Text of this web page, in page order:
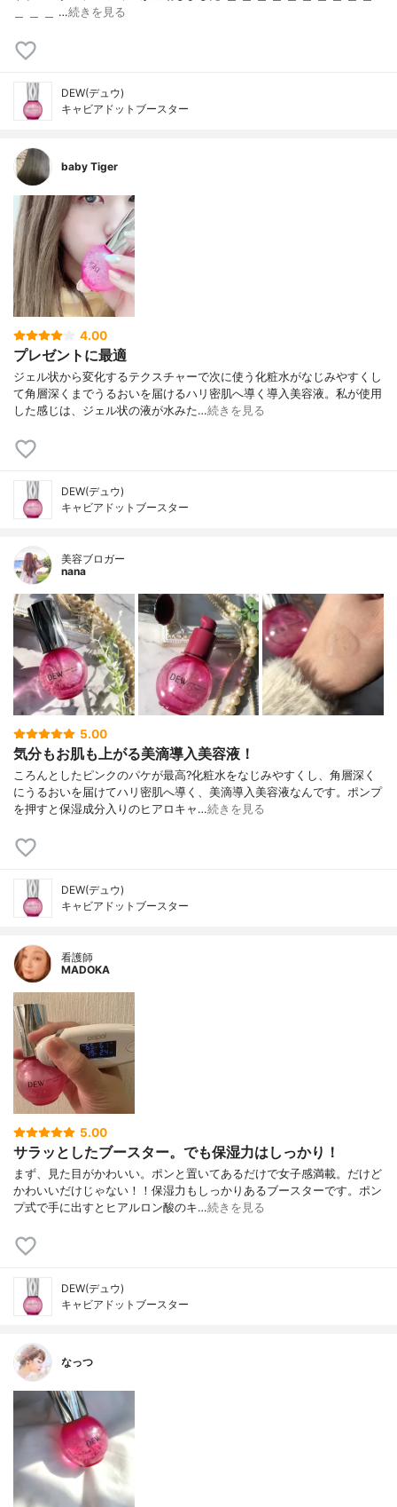
＿ ＿ ＿ …続きを見る
DEW(デュウ)
キャビアドットブースター
baby Tiger
4.00
プレゼントに最適
ジェル状から変化するテクスチャーで次に使う化粧水がなじみやすくし
て角層深くまでうるおいを届けるハリ密肌へ導く導入美容液。私が使用
した感じは、ジェル状の液が水みた…続きを見る
DEW(デュウ)
キャビアドットブースター
美容ブロガー
nana
5.00
気分もお肌も上がる美滴導入美容液！
ころんとしたピンクのパケが最高?化粧水をなじみやすくし、角層深く
にうるおいを届けてハリ密肌へ導く、美滴導入美容液なんです。ポンプ
を押すと保湿成分入りのヒアロキャ…続きを見る
DEW(デュウ)
キャビアドットブースター
看護師
MADOKA
5.00
サラッとしたブースター。でも保湿力はしっかり！
まず、見た目がかわいい。ポンと置いてあるだけで女子感満載。だけど
かわいいだけじゃない！！保湿力もしっかりあるブースターです。ポン
プ式で手に出すとヒアルロン酸のキ…続きを見る
DEW(デュウ)
キャビアドットブースター
なっつ